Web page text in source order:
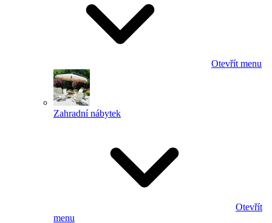
Otevřít menu
Zahradní nábytek
Otevřít
menu